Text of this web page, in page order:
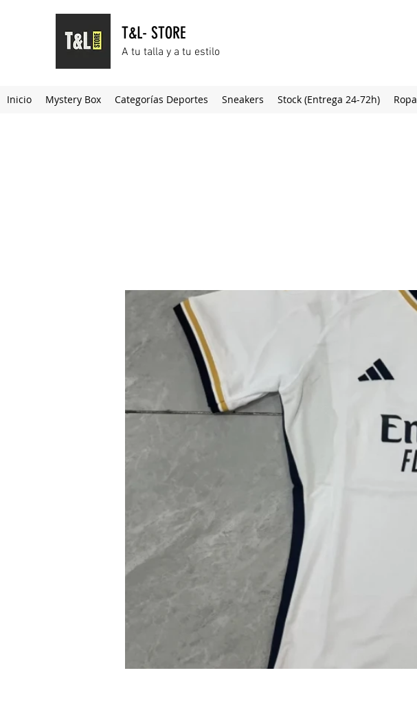
T&L- STORE
A tu talla y a tu estilo
Inicio Mystery Box Categorías Deportes Sneakers Stock (Entrega 24-72h) Ropa